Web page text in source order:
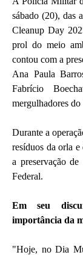
sábado (20), das
Cleanup Day
prol do meio
contou com a
Ana Paula
Fabrício
mergulhadores
Durante a
resíduos da orla
a preservação
Federal.
Em seu
importância da
"Hoje, no Dia